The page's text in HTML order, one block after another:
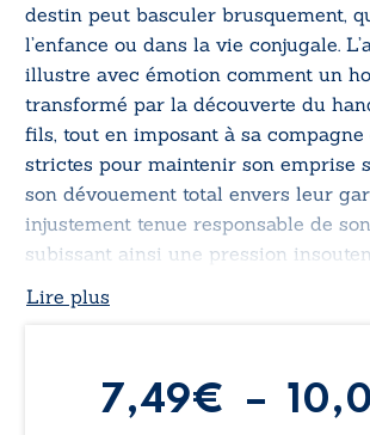
destin peut basculer brusquement,
l’enfance ou dans la vie conjugale.
illustre avec émotion comment un
transformé par la découverte du
fils, tout en imposant à sa compagne
strictes pour maintenir son emprise
son dévouement total envers leur
injustement tenue responsable de
subissant ainsi une pression
enfant pour pouvoir rester auprès de
Lire plus
7,49€ –